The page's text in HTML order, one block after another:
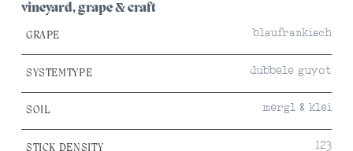
vineyard, grape & craft
GRAPE blaufrankisch
SYSTEMTYPE dubbele guyot
SOIL mergl & klei
STICK DENSITY
123